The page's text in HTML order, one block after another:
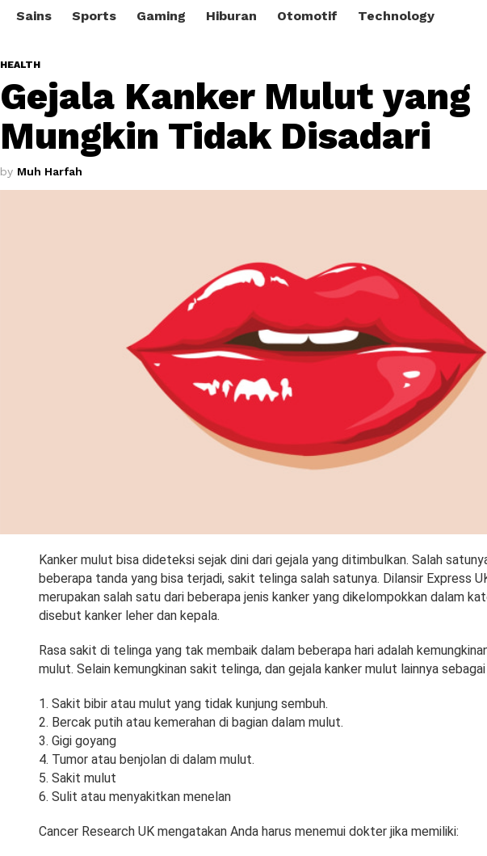
Sains Sports Gaming Hiburan Otomotif Technology
HEALTH
Gejala Kanker Mulut yang
Mungkin Tidak Disadari
by Muh Harfah
Kanker mulut bisa dideteksi sejak dini dari gejala yang ditimbulkan. Salah
beberapa tanda yang bisa terjadi, sakit telinga salah satunya. Dilansir Express
merupakan salah satu dari beberapa jenis kanker yang dikelompokkan dalam
disebut kanker leher dan kepala.
Rasa sakit di telinga yang tak membaik dalam beberapa hari adalah
mulut. Selain kemungkinan sakit telinga, dan gejala kanker mulut lainnya
1. Sakit bibir atau mulut yang tidak kunjung sembuh.
2. Bercak putih atau kemerahan di bagian dalam mulut.
3. Gigi goyang
4. Tumor atau benjolan di dalam mulut.
5. Sakit mulut
6. Sulit atau menyakitkan menelan
Cancer Research UK mengatakan Anda harus menemui dokter jika memiliki: